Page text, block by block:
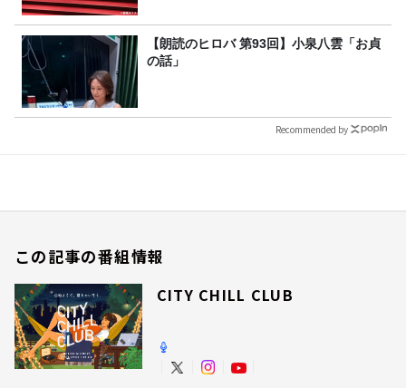
【朗読のヒロバ 第93回】小泉八雲「お貞
の話」
Recommended by
この記事の番組情報
CITY CHILL CLUB